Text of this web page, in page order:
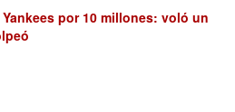
por 10 millones: voló un